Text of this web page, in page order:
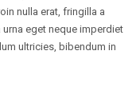
nulla erat, fringilla a
eget neque imperdiet
ultricies, bibendum in